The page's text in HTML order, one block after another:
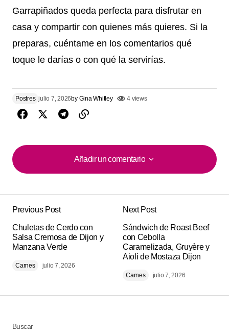
Garrapiñados queda perfecta para disfrutar en
casa y compartir con quienes más quieres. Si la
preparas, cuéntame en los comentarios qué
toque le darías o con qué la servirías.
Postres julio 7, 2026by Gina Whitley 4 views
Añadir un comentario
Añadir un comentario
publicada. Los campos obligatorios están
marcados con *
Comment*
Your Name
Previous Post
Chuletas de Cerdo con
Salsa Cremosa de Dijon y
Manzana Verde
Carnes julio 7, 2026
Next Post
Sándwich de Roast Beef
con Cebolla
Caramelizada, Gruyère y
Aioli de Mostaza Dijon
Carnes julio 7, 2026
Buscar